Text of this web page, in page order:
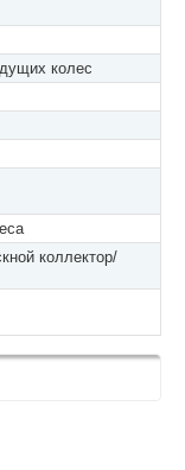
колес
коллектор/